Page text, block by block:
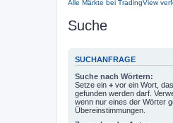
Alle Märkte bei TradingView
Suche
SUCHANFRAGE
Suche nach Wörtern:
Setze ein + vor ein Wort,
gefunden werden darf.
wenn nur eines der Wörter
Übereinstimmungen.